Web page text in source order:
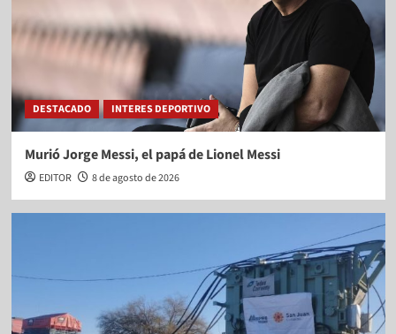
DESTACADO INTERES DEPORTIVO
Murió Jorge Messi, el papá de Lionel Messi
EDITOR 8 de agosto de 2026